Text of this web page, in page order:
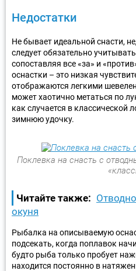
Недостатки
Не бывает идеальной снасти,
следует обязательно
сопоставляя все «за» и
оснастки – это низкая
отображаются легкими
может хаотично метаться по
как случается в классической
зимнюю удочку.
Поклевка на снасть с
Читайте также:
окуня
Рыбалка на описываемую
подсекать, когда поплавок
будто рыба только пробует
находится постоянно в